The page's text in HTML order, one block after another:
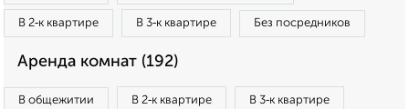
В 2‑к квартире В 3‑к квартире Без посредников
Аренда комнат (192)
В общежитии В 2‑к квартире В 3‑к квартире